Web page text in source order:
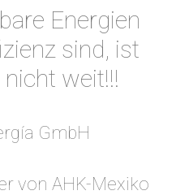
Energien
sind, ist
weit!!!
GmbH
von AHK-Mexiko